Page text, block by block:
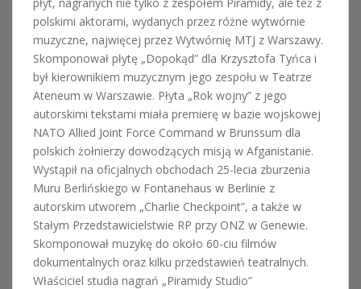
polskimi aktorami, wydanych przez różne wytwórnie
muzyczne, najwięcej przez Wytwórnię MTJ z Warszawy.
Skomponował płytę „Dopokąd” dla Krzysztofa Tyńca i
był kierownikiem muzycznym jego zespołu w Teatrze
Ateneum w Warszawie. Płyta „Rok wojny” z jego
autorskimi tekstami miała premierę w bazie wojskowej
NATO Allied Joint Force Command w Brunssum dla
polskich żołnierzy dowodzących misją w Afganistanie.
Wystąpił na oficjalnych obchodach 25-lecia zburzenia
Muru Berlińskiego w Fontanehaus w Berlinie z
autorskim utworem „Charlie Checkpoint”, a także w
Stałym Przedstawicielstwie RP przy ONZ w Genewie.
Skomponował muzykę do około 60-ciu filmów
dokumentalnych oraz kilku przedstawień teatralnych.
Właściciel studia nagrań „Piramidy Studio”